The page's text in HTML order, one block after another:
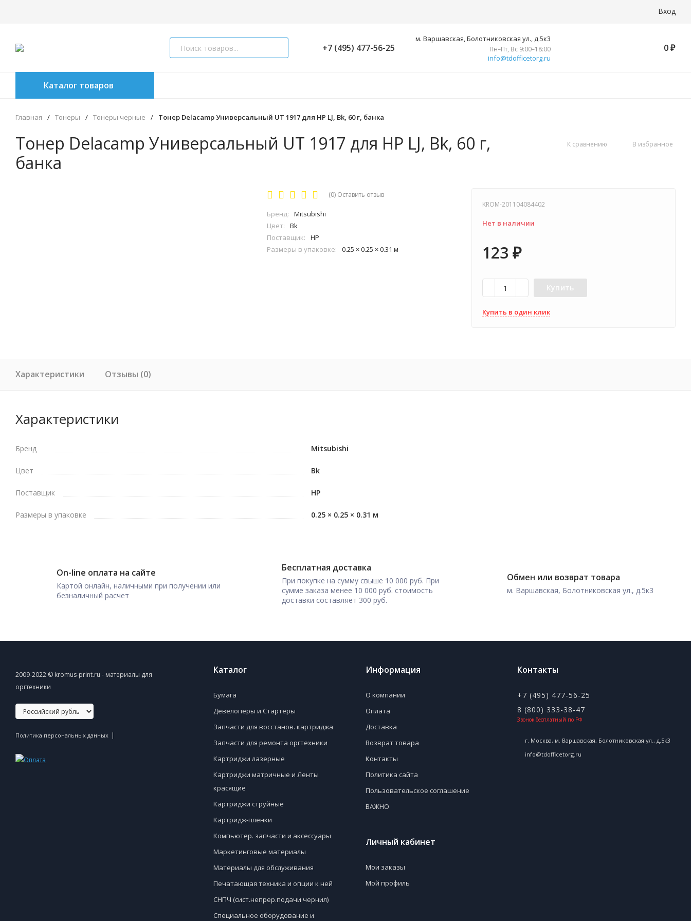
Вход
+7 (495) 477-56-25
м. Варшавская, Болотниковская ул., д.5к3
Пн–Пт, Вс 9:00–18:00
info@tdofficetorg.ru
0 ₽
Каталог товаров
Главная / Тонеры / Тонеры черные / Тонер Delacamp Универсальный UT 1917 для HP LJ, Bk, 60 г, банка
Тонер Delacamp Универсальный UT 1917 для HP LJ, Bk, 60 г,
банка
К сравнению В избранное
(0) Оставить отзыв
Бренд:
Mitsubishi
Цвет:
Bk
Поставщик:
HP
Размеры в упаковке:
0.25 × 0.25 × 0.31 м
KROM-201104084402
Нет в наличии
123 ₽
Купить
Купить в один клик
Характеристики Отзывы (0)
Характеристики
Бренд Mitsubishi
Цвет Bk
Поставщик HP
Размеры в упаковке 0.25 × 0.25 × 0.31 м
On-line оплата на сайте
Картой онлайн, наличными при получении или
безналичный расчет
Бесплатная доставка
При покупке на сумму свыше 10 000 руб. При
сумме заказа менее 10 000 руб. стоимость
доставки составляет 300 руб.
Обмен или возврат товара
м. Варшавская, Болотниковская ул., д.5к3
2009-2022 © kromus-print.ru - материалы для
оргтехники
Политика персональных данных |
Каталог
Бумага
Девелоперы и Стартеры
Запчасти для восстанов. картриджа
Запчасти для ремонта оргтехники
Картриджи лазерные
Картриджи матричные и Ленты
красящие
Картриджи струйные
Картридж-пленки
Компьютер. запчасти и аксессуары
Маркетинговые материалы
Материалы для обслуживания
Печатающая техника и опции к ней
СНПЧ (сист.непрер.подачи чернил)
Специальное оборудование и
Информация
О компании
Оплата
Доставка
Возврат товара
Контакты
Политика сайта
Пользовательское соглашение
ВАЖНО
Личный кабинет
Мои заказы
Мой профиль
Контакты
+7 (495) 477-56-25
8 (800) 333-38-47
Звонок бесплатный по РФ
г. Москва, м. Варшавская, Болотниковская ул., д.5к3
info@tdofficetorg.ru